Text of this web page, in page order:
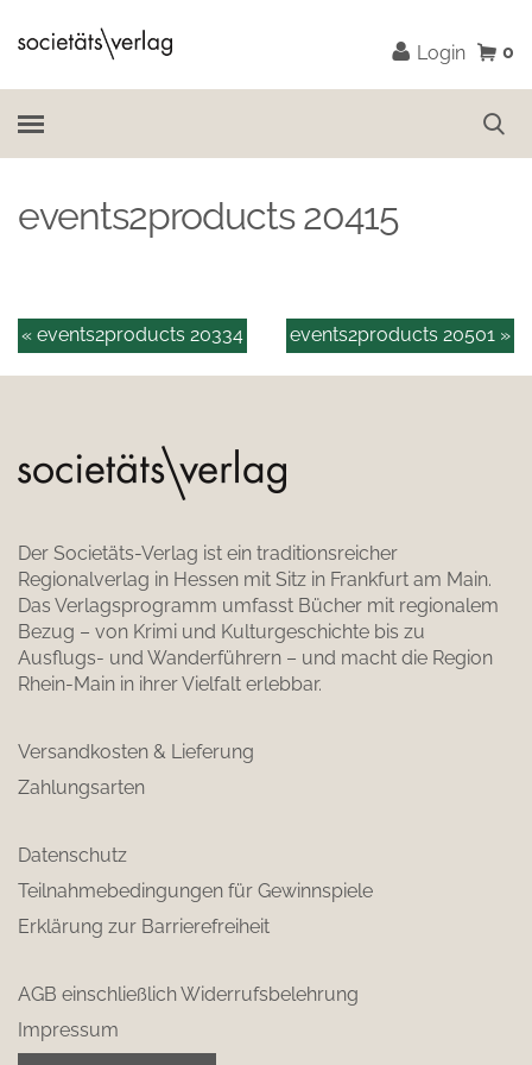
Login 0
events2products 20415
events2products 20501 »
« events2products 20334
Der Societäts-Verlag ist ein traditionsreicher
Regionalverlag in Hessen mit Sitz in Frankfurt am Main.
Das Verlagsprogramm umfasst Bücher mit regionalem
Bezug – von Krimi und Kulturgeschichte bis zu
Ausflugs- und Wanderführern – und macht die Region
Rhein-Main in ihrer Vielfalt erlebbar.
Versandkosten & Lieferung
Zahlungsarten
Datenschutz
Teilnahmebedingungen für Gewinnspiele
Erklärung zur Barrierefreiheit
AGB einschließlich Widerrufsbelehrung
Impressum